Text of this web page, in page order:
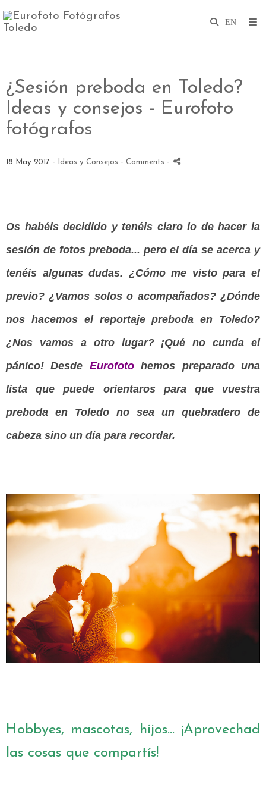
¿Sesión preboda en Toledo?
Ideas y consejos - Eurofoto
fotógrafos
18 May 2017 - Ideas y Consejos - Comments -
Os habéis decidido y tenéis claro lo de hacer la
sesión de fotos preboda... pero el día se acerca y
tenéis algunas dudas. ¿Cómo me visto para el
previo? ¿Vamos solos o acompañados? ¿Dónde
nos hacemos el reportaje preboda en Toledo?
¿Nos vamos a otro lugar? ¡Qué no cunda el
pánico! Desde Eurofotohemos preparado una
lista que puede orientaros para que vuestra
preboda en Toledo no sea un quebradero de
cabeza sino un día para recordar.
Hobbyes, mascotas, hijos... ¡Aprovechad
las cosas que compartís!